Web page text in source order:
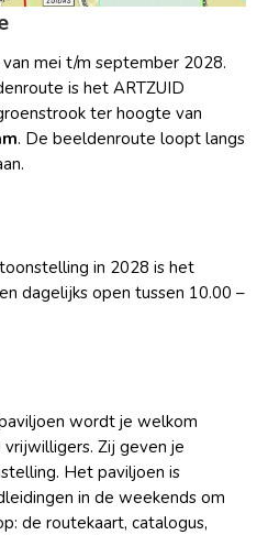
mei t/m september 2028.
is het ARTZUID
ter hoogte van
. De beeldenroute loopt langs
in 2028 is het
dagelijks open tussen 10.00 –
wordt je welkom
Zij geven je
Het paviljoen is
in de weekends om
de routekaart, catalogus,